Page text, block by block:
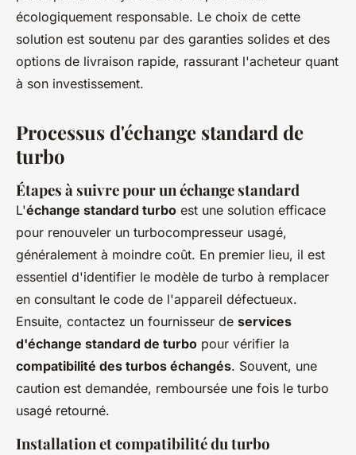
écologiquement responsable. Le choix de cette
solution est soutenu par des garanties solides et des
options de livraison rapide, rassurant l'acheteur quant
à son investissement.
Processus d'échange standard de
turbo
Étapes à suivre pour un échange standard
L'échange standard turbo est une solution efficace
pour renouveler un turbocompresseur usagé,
généralement à moindre coût. En premier lieu, il est
essentiel d'identifier le modèle de turbo à remplacer
en consultant le code de l'appareil défectueux.
Ensuite, contactez un fournisseur de services
d'échange standard de turbo pour vérifier la
compatibilité des turbos échangés. Souvent, une
caution est demandée, remboursée une fois le turbo
usagé retourné.
Installation et compatibilité du turbo